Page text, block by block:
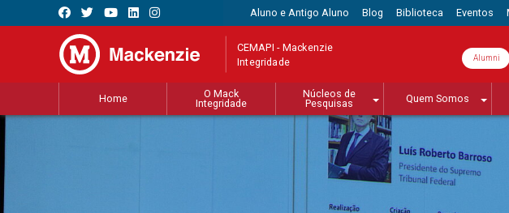
Aluno e Antigo Aluno Blog Biblioteca Eventos
CEMAPI - Mackenzie
Integridade Alumni
Home
O Mack
Integridade
Núcleos de
Pesquisas
Quem Somos